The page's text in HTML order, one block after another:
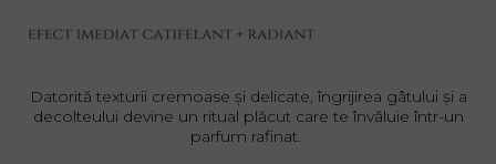
Datorită texturii cremoase și delicate, îngrijirea gâtului și a
decolteului devine un ritual plăcut care te învăluie într-un
parfum rafinat.